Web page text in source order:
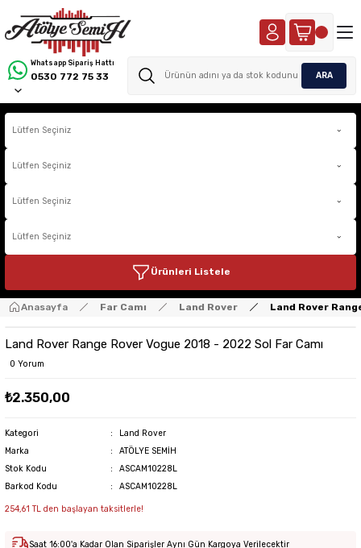
Whatsapp Sipariş Hattı
0530 772 75 33 ARA
Ürünleri Listele
Anasayfa Far Camı Land Rover Land Rover
Land Rover Range Rover Vogue 2018 - 2022 Sol Far Camı
0 Yorum
₺2.350,00
Kategori
Land Rover
Marka
ATÖLYE SEMİH
Stok Kodu
ASCAM10228L
Barkod Kodu
ASCAM10228L
254,61 TL den başlayan taksitlerle!
Saat 16:00'a Kadar Olan Siparişler Aynı Gün Kargoya Verilecektir